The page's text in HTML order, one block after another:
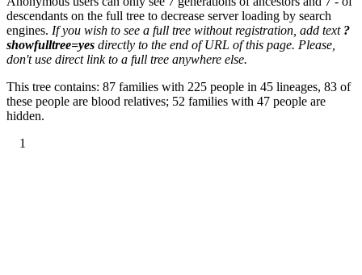
descendants on the full tree to decrease server loading by search
engines. If you wish to see a full tree without registration, add text ?
showfulltree=yes directly to the end of URL of this page. Please,
don't use direct link to a full tree anywhere else.
This tree contains: 87 families with 225 people in 45 lineages, 83 of
these people are blood relatives; 52 families with 47 people are
hidden.
1